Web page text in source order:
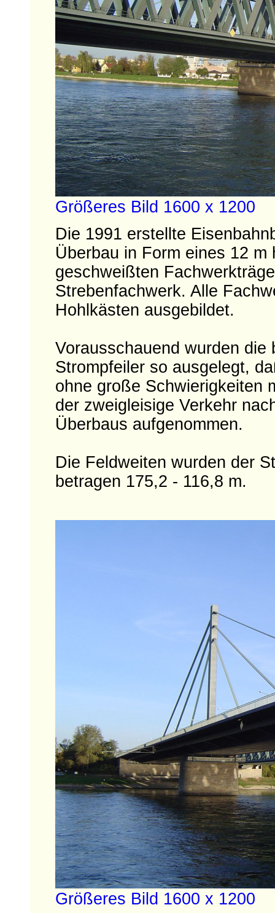
Größeres Bild 1600 x 1200
Die 1991 erstellte
Überbau in Form eines 12
geschweißten
Strebenfachwerk. Alle
Hohlkästen ausgebildet.
Vorausschauend wurden die
Strompfeiler so ausgelegt,
ohne große Schwierigkeiten
der zweigleisige Verkehr
Überbaus aufgenommen.
Die Feldweiten wurden der
betragen 175,2 - 116,8 m.
Größeres Bild 1600 x 1200